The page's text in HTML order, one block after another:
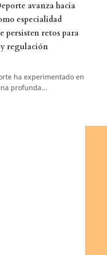
avanza hacia
especialidad
persisten retos para
regulación
ha experimentado en
profunda...